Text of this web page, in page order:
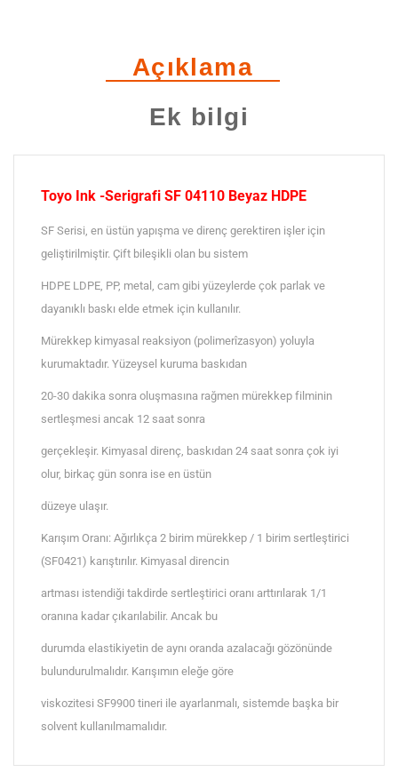
Açıklama
Ek bilgi
Toyo Ink -Serigrafi SF 04110 Beyaz HDPE
SF Serisi, en üstün yapışma ve direnç gerektiren işler için
geliştirilmiştir. Çift bileşikli olan bu sistem
HDPE LDPE, PP, metal, cam gibi yüzeylerde çok parlak ve
dayanıklı baskı elde etmek için kullanılır.
Mürekkep kimyasal reaksiyon (polimerîzasyon) yoluyla
kurumaktadır. Yüzeysel kuruma baskıdan
20-30 dakika sonra oluşmasına rağmen mürekkep filminin
sertleşmesi ancak 12 saat sonra
gerçekleşir. Kimyasal direnç, baskıdan 24 saat sonra çok iyi
olur, birkaç gün sonra ise en üstün
düzeye ulaşır.
Karışım Oranı: Ağırlıkça 2 birim mürekkep / 1 birim sertleştirici
(SF0421) karıştırılır. Kimyasal direncin
artması istendiği takdirde sertleştirici oranı arttırılarak 1/1
oranına kadar çıkarılabilir. Ancak bu
durumda elastikiyetin de aynı oranda azalacağı gözönünde
bulundurulmalıdır. Karışımın eleğe göre
viskozitesi SF9900 tineri ile ayarlanmalı, sistemde başka bir
solvent kullanılmamalıdır.